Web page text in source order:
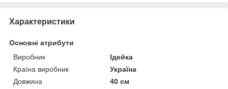
Характеристики
Основні атрибути
Виробник
Ідейка
Країна виробник
Україна
Довжина
40 см